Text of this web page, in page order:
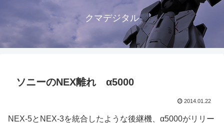
クマデジタル
ソニーのNEX離れ α5000
2014.01.22
NEX-5とNEX-3を統合したような後継機、α5000がリリー